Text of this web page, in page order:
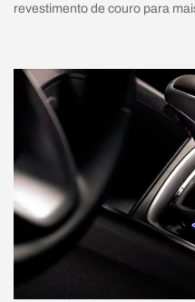
revestimento de couro para